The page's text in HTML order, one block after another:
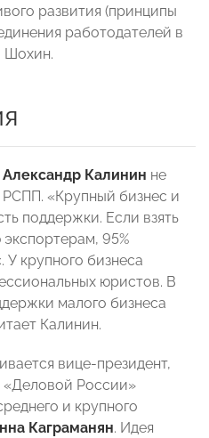
развития (принципы
работодателей в
Шохин.
Александр Калинин не
«Крупный бизнес и
поддержки. Если взять
95%
У крупного бизнеса
юристов. В
малого бизнеса
Калинин.
вице-президент,
«Деловой России»
и крупного
Каграманян. Идея